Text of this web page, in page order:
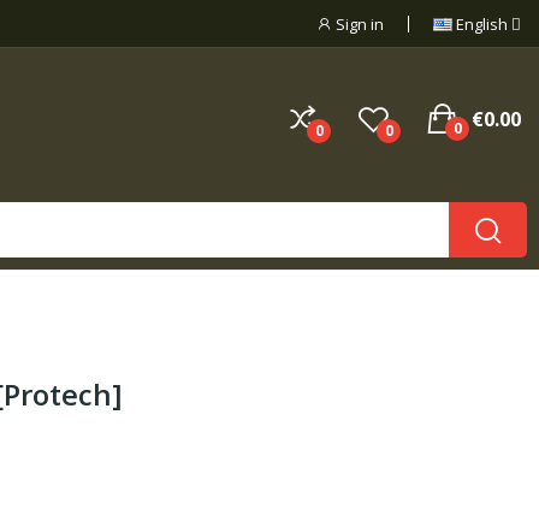
Sign in English
0 0 €0.00
0